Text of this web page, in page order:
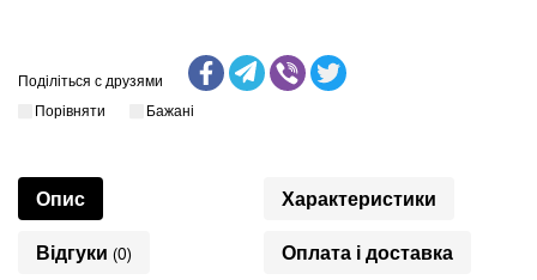
Поділіться с друзями
Порівняти
Бажані
Опис Характеристики
Відгуки (0) Оплата і доставка